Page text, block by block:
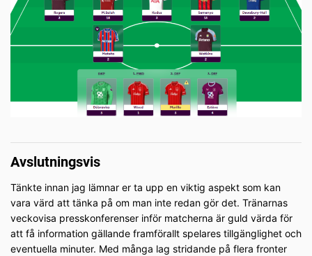
Avslutningsvis
Tänkte innan jag lämnar er ta upp en viktig aspekt som kan
vara värd att tänka på om man inte redan gör det. Tränarnas
veckovisa presskonferenser inför matcherna är guld värda för
att få information gällande framförallt spelares tillgänglighet och
eventuella minuter. Med många lag stridande på flera fronter